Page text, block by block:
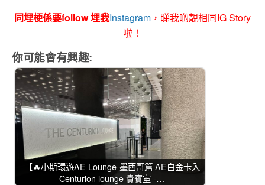
同埋梗係要follow 埋我Instagram ，睇我啲靚相同IG Story
啦！
你可能會有興趣:
【🔥小斯環遊AE Lounge-墨西哥篇 AE白金卡入
Centurion lounge 貴賓室 -…